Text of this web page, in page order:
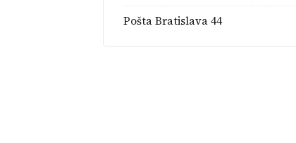
Pošta Bratislava 44